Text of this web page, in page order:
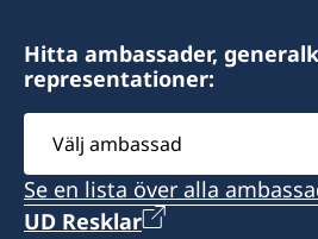
Al-Sulaiman Business Center
8:th Floor
Postadress:
Consulate of Sweden
Saud Alsulaiman
PO Box 127383
+967 1 21 33 80
Zubeiri street 209
Sana'a
Postadress:
E-post:
Fax
+968-24560735
Hitta ambassader,
representationer:
Välj
ambassad
Se en lista över alla
UD Resklar